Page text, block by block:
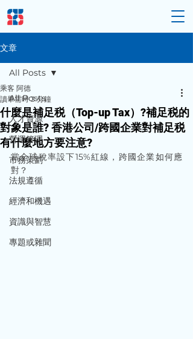
文章
All Posts
人才資源
營運管理
市務策劃
法規遵循
經濟和機遇
資識與智慧
專題或雜聞
All Posts
什麼是補足税（Top-up Tax）?補足税的
對象是誰? 香港公司/跨國企業對補足税
有什麼地方要注意?
乘客 阿德
讀畢需時 3 分鐘
當全球稅率設下15%紅線，跨國企業如何應
對？